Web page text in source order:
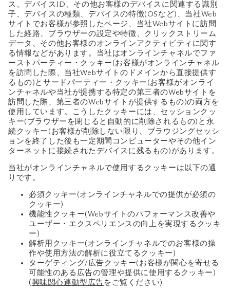
ス、デバイスID、その他お客様のデバイスに関連する識別
子、デバイスの種類、デバイスの特徴(OSなど)、当社Web
サイトでお客様が参照したページ、当社Webサイトに訪問
した経路、ブラウザーの設定や特徴、クリックストリーム
データ、その他お客様のオンラインアクティビティに関す
る情報などがあります。当社はオンラインチャネルでファ
ーストパーティー・クッキー(お客様がオンラインチャネル
を訪問した際、当社Webサイトのドメインから直接提供す
るもの)とサードパーティー・クッキー(お客様がオンライ
ンチャネルや当社が提携する特定の第三者のWebサイトを
訪問した際、第三者のWebサイトが提供するもの)の両方を
使用しています。こうしたクッキーには、セッションクッ
キー(ブラウザーを閉じると自動的に削除されるもの)と永
続クッキー(お客様が削除しない限り、ブラウジングセッシ
ョンを終了した後も一定期間コンピューターやその他イン
ターネットに接続されたデバイスに残るもの)があります。
当社がオンラインチャネルで使用するクッキーは以下の通
りです。
必須クッキー(オンラインチャネルでの提供が必須の
クッキー)
機能性クッキー(Webサイトのパフォーマンス改善や
ユーザー・エクスペリエンスの向上を実現するクッキ
ー)
解析用クッキー(オンラインチャネルでのお客様の操
作や使用方法の解析に役立てるクッキー)
ターゲティング/広告クッキー(お客様が関心を寄せる
可能性のある広告の管理や提供に使用するクッキー)
(興味関心連動型広告 をご覧ください)